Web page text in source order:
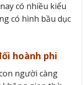
có nhiều kiểu
có hình bầu dục
hoành phi
người càng